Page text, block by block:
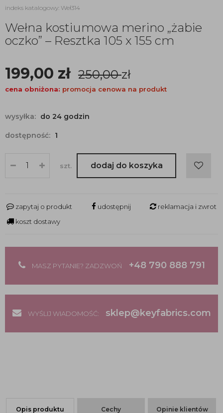
indeks katalogowy: Weł314
Wełna kostiumowa merino „żabie
oczko” – Resztka 105 x 155 cm
199,00 zł 250,00zł
cena obniżona: promocja cenowa na produkt
wysyłka: do 24 godzin
dostępność: 1
szt. dodaj do koszyka
zapytaj o produkt udostępnij
reklamacja i zwrot
koszt dostawy
MASZ PYTANIE? ZADZWOŃ +48 790 888 791
WYŚLIJ WIADOMOŚĆ: sklep@keyfabrics.com
Opis produktu Cechy Opinie klientów